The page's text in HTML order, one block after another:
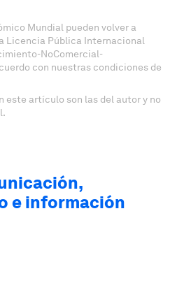
Mundial pueden volver a
Licencia Pública Internacional
NoComercial-
con nuestras condiciones de
este artículo son las del autor y no
e información